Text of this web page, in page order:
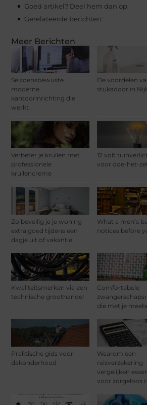
Goed artikel? Deel hem dan op:
Gerelateerde berichten:
Meer Berichten
Seizoensbewuste
moderne
kantoorinrichting die
werkt
De voordelen
stukadoor in
Verbeter je krullen met
professionele
krullencreme
12 volt
voor doe-het-
Zo beveilig je je woning
extra goed tijdens een
dagje uit of vakantie
What a men’s
notices before
Kwaliteitsmerken via een
technische groothandel
Comfortabele
die met je
Praktische gids voor
dakonderhoud
Waarom een
reisverzekering
vergelijken
voor zorgeloos